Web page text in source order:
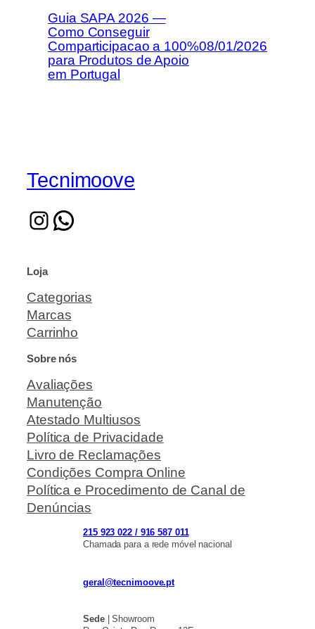
Guia SAPA 2026 —
Como Conseguir
Comparticipacao a 100%
para Produtos de Apoio
em Portugal
08/01/2026
Tecnimoove
Loja
Categorias
Marcas
Carrinho
Sobre nós
Avaliações
Manutenção
Atestado Multiusos
Política de Privacidade
Livro de Reclamações
Condições Compra Online
Política e Procedimento de Canal de
Denúncias
215 923 022 / 916 587 011
Chamada para a rede móvel nacional
geral@tecnimoove.pt
Sede| Showroom